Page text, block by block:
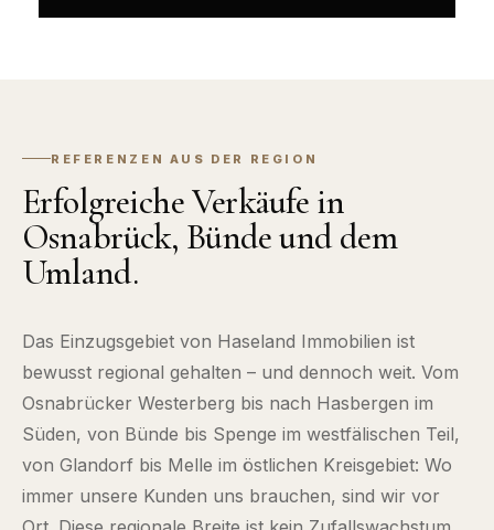
REFERENZEN AUS DER REGION
Erfolgreiche Verkäufe in
Osnabrück, Bünde und dem
Umland.
Das Einzugsgebiet von Haseland Immobilien ist
bewusst regional gehalten – und dennoch weit. Vom
Osnabrücker Westerberg bis nach Hasbergen im
Süden, von Bünde bis Spenge im westfälischen Teil,
von Glandorf bis Melle im östlichen Kreisgebiet: Wo
immer unsere Kunden uns brauchen, sind wir vor